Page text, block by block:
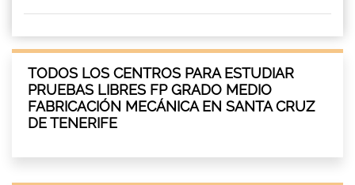
TODOS LOS CENTROS PARA ESTUDIAR
PRUEBAS LIBRES FP GRADO MEDIO
FABRICACIÓN MECÁNICA EN SANTA CRUZ
DE TENERIFE